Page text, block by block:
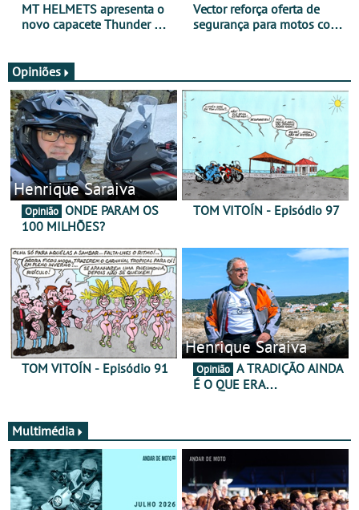
MT HELMETS apresenta o
novo capacete Thunder 4 R
Vector reforça oferta de
segurança para motos com
Opiniões
Henrique Saraiva
Opinião
100 MILHÕES?
TOM VITOÍN - Episódio 97
TOM VITOÍN - Episódio 91
Henrique Saraiva
Opinião
É O QUE ERA…
Multimédia